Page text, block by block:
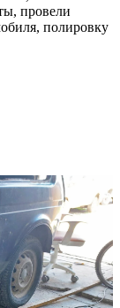
провели
полировку